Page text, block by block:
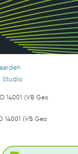
Studio
14001 (VB Geo
14001 (VB Geo